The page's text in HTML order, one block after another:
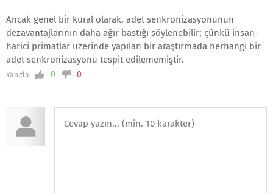
Ancak genel bir kural olarak, adet senkronizasyonunun
dezavantajlarının daha ağır bastığı söylenebilir; çünkü insan-
harici primatlar üzerinde yapılan bir araştırmada herhangi bir
adet senkronizasyonu tespit edilememiştir.
Yanıtla 0 0